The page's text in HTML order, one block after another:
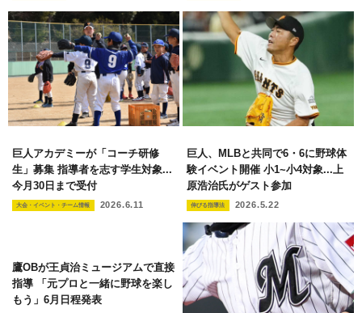
巨人アカデミーが「コーチ研修
生」募集 指導者を志す学生対象...
今月30日まで受付
大会・イベント・チーム情報 2026.6.11
巨人、MLBと共同で6・6に野球体
験イベント開催 小1~小4対象...上
原浩治氏がゲスト参加
伸びる指導法 2026.5.22
鷹OBが王貞治ミュージアムで直接
指導 「元プロと一緒に野球を楽し
もう」6月日程発表